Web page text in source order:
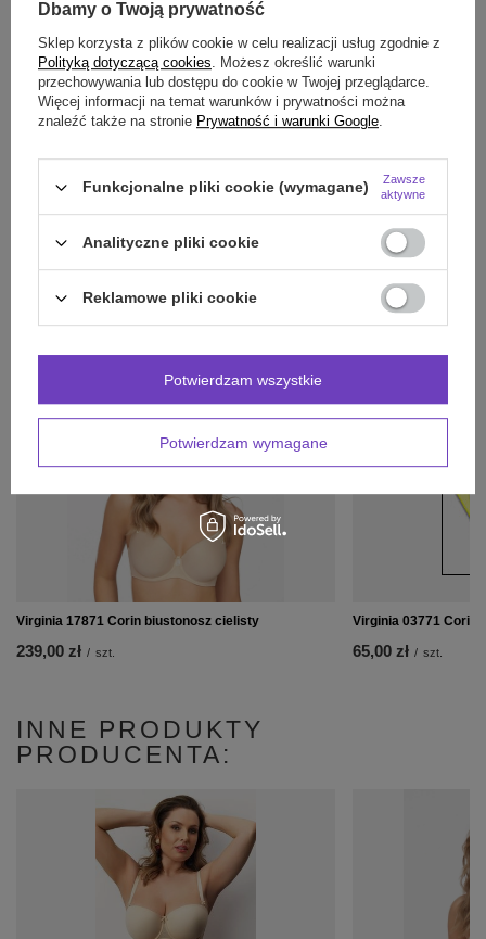
SZCZEGÓŁOWE DANE
OPINIE (0)
Potrzebujesz pomocy? Masz pytania?
Zadaj pytanie a my odpowiemy niezwłocznie,
najciekawsze pytania i odpowiedzi publikując
dla innych.
Zadaj pytanie
POLECAMY RÓWNIEŻ:
Virginia 17871 Corin biustonosz cielisty
239,00 zł / szt.
Virginia 03771 Corin
65,00 zł / szt.
INNE PRODUKTY
PRODUCENTA:
Dbamy o Twoją prywatność
Sklep korzysta z plików cookie w celu realizacji usług zgodnie z
Polityką dotyczącą cookies. Możesz określić warunki
przechowywania lub dostępu do cookie w Twojej przeglądarce.
Więcej informacji na temat warunków i prywatności można
znaleźć także na stronie Prywatność i warunki Google.
Funkcjonalne pliki cookie (wymagane)
Zawsze
aktywne
Analityczne pliki cookie
Reklamowe pliki cookie
Potwierdzam wymagane
Potwierdzam wszystkie